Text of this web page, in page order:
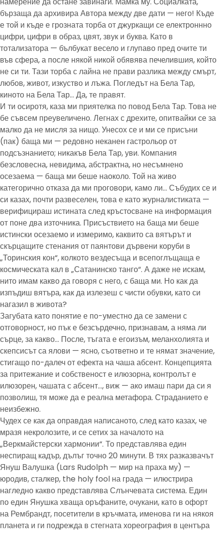
бързаща да архивира Автора между две дати — него! Къде
е той и къде е грозната торба от джуркащи се електроннно
цифри, цифри в образ, цвят, звук и буква. Като в
тотализатора — бълбукат весело и глупаво пред очите ти
във сфера, а после някой никой обявява печелившия, който
не си ти. Тази торба с лайна не прави разлика между смърт,
любов, живот, изкуство и лъжа. Погледът на Бела Тар,
киното на Бела Тар… Да, те правят.
И ти осиротя, каза ми приятелка по повод Бела Тар. Това не
бе съвсем преувеличено. Легнах с дрехите, опитвайки се за
малко да не мисля за нищо. Унесох се и ми се присъни
(пак) баща ми — редовно неканен гастрольор от
подсъзнанието; никакъв Бела Тар, уви. Компания
безсловесна, невидима, абстрактна, но несъмнено
осезаема — баща ми беше наоколо. Той на живо
категорично отказа да ми проговори, камо ли… Събудих се и
си казах, почти развеселен, това е като журналистиката —
верифицираш истината след кръстосване на информация
от поне два източника. Присъствието на баща ми беше
истински осезаемо и измеримо, каквито са вятърът и
скърцащите стенания от паянтови дървени коруби в
„Торинския кон“, колкото вездесъща и всепоглъщаща е
космическата кал в „Сатанинско танго“. А даже не искам,
нито имам какво да говоря с него, с баща ми. Но как да
изпъдиш вятъра, как да излезеш с чисти обувки, като си
нагазил в живота?
Загубата като понятие е по-уместно да се замени с
отговорност, но пък е безсърдечно, признавам, а няма ли
сърце, за какво… После, тъгата е егоизъм, меланхолията и
скепсисът са ялови — ясно, съответно и те нямат значение,
стигащо по-далеч от ефекта на чаша абсент. Концепцията
за притежание и собственост е илюзорна, контролът е
илюзорен, чашата с абсент…, виж — ако имаш пари да си я
позволиш, тя може да е реална метафора. Страданието е
неизбежно.
Чудех се как да оправдая написаното, след като казах, че
мразя некролозите, и се сетих за началото на
„Веркмайстерски хармонии“. То представлява един
неспиращ кадър, дълъг точно 20 минути. В тях разказвачът
Януш Валушка (Lars Rudolph — мир на праха му) —
юродив, сталкер, the holy fool на града — илюстрира
нагледно какво представлява Слънчевата система. Един
по един Янушка хваща оръфаните, очукани, като в офорт
на Рембрандт, посетители в кръчмата, именова ги на някоя
планета и ги подрежда в стегната хореография в центъра